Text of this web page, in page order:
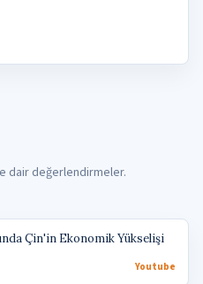
eşitlik, hukuk devleti ve ahlaklı
açıktır.
dair değerlendirmeler.
Çin'in Ekonomik Yükselişi
Youtube